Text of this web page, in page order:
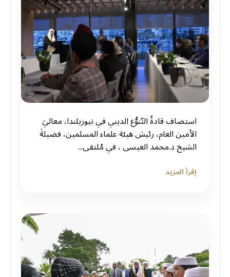
استضاف قادةُ التّنوُّع الديني في نيوزيلندا، معاليَ
الأمين العام، رئيسَ هيئة علماء المسلمين، فضيلةَ
الشيخ د.⁧‫محمد العيسى‬⁩ ‬⁩، في مُلتقى...
إقرأ المزيد